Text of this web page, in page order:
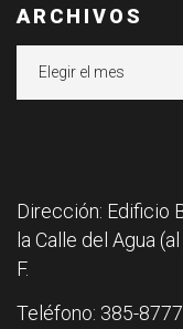
ARCHIVOS
Dirección: Edificio
la Calle del Agua
F.
Teléfono: 385-